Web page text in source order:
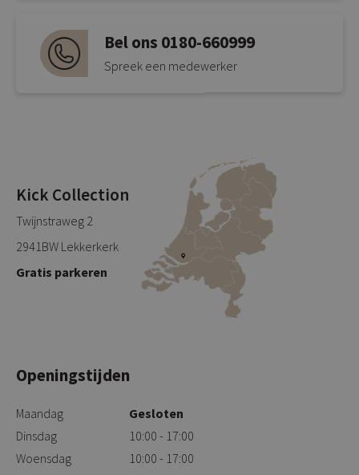
Bel ons 0180-660999
Spreek een medewerker
Kick Collection
Twijnstraweg 2
2941BW Lekkerkerk
Gratis parkeren
Openingstijden
Maandag
Gesloten
Dinsdag
10:00 - 17:00
Woensdag
10:00 - 17:00